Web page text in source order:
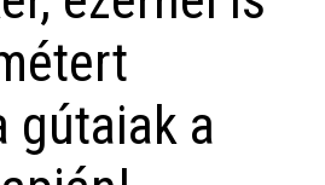
gútaiak a